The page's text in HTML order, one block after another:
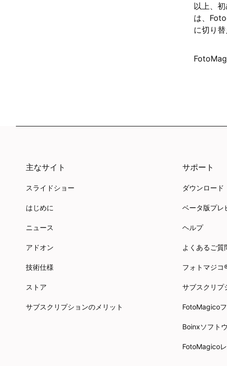
以上、
は、
に切り
主なサイト
スライドショー
はじめに
ニュース
アドオン
技術仕様
ストア
サブスクリプションのメリット
サポート
ダウンロード
ベータ版プレ
ヘルプ
よくあるご質
フォトマジコ
サブスクリプ
FotoMagico
Boinxソフト
FotoMagico